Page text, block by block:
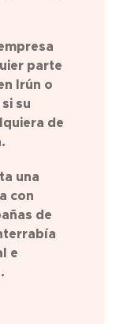
parte
Irún o
su
de
una
con
de
e